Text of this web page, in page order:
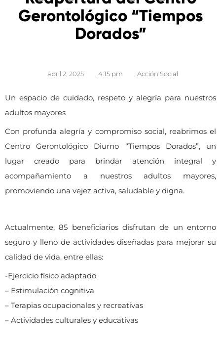
Gerontológico “Tiempos
Dorados”
abril 2, 2025 , 4:15 pm , Acción Social
Un espacio de cuidado, respeto y alegría para nuestros
adultos mayores
Con profunda alegría y compromiso social, reabrimos el
Centro Gerontológico Diurno “Tiempos Dorados”, un
lugar creado para brindar atención integral y
acompañamiento a nuestros adultos mayores,
promoviendo una vejez activa, saludable y digna.
Actualmente, 85 beneficiarios disfrutan de un entorno
seguro y lleno de actividades diseñadas para mejorar su
calidad de vida, entre ellas:
-Ejercicio físico adaptado
– Estimulación cognitiva
– Terapias ocupacionales y recreativas
– Actividades culturales y educativas